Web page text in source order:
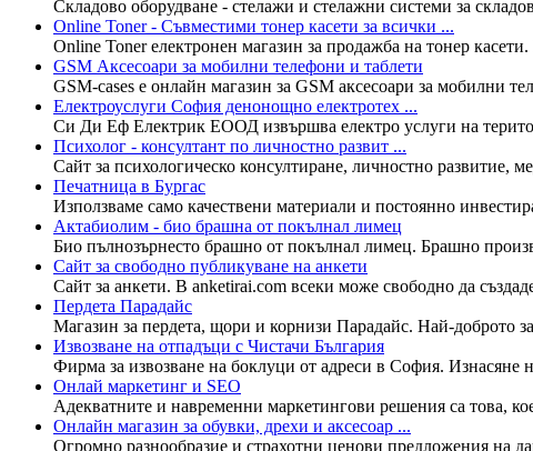
Складово оборудване - стелажи и стелажни системи за
Online Toner - Съвместими тонер касети за всички ...
Online Toner електронен магазин за продажба на тонер
GSM Аксесоари за мобилни телефони и таблети
GSM-cases е онлайн магазин за GSM аксесоари за мобилни
Електроуслуги София денонощно електротех ...
Си Ди Еф Електрик ЕООД извършва електро услуги на
Психолог - консултант по личностно развит ...
Сайт за психологическо консултиране, личностно
Печатница в Бургас
Използваме само качествени материали и постоянно
Актабиолим - био брашна от покълнал лимец
Био пълнозърнесто брашно от покълнал лимец. Брашно
Сайт за свободно публикуване на анкети
Сайт за анкети. В anketirai.com всеки може свободно да
Пердета Парадайс
Магазин за пердета, щори и корнизи Парадайс. Най-доброто
Извозване на отпадъци с Чистачи България
Фирма за извозване на боклуци от адреси в София. Изнасяне
Онлай маркетинг и SEO
Адекватните и навременни маркетингови решения са това,
Онлайн магазин за обувки, дрехи и аксесоар ...
Огромно разнообразие и страхотни ценови предложения на